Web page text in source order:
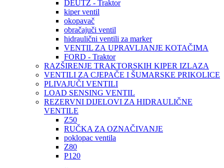
DEUTZ - Traktor
kiper ventil
okopavač
obračajuči ventil
hidraulični ventili za marker
VENTIL ZA UPRAVLJANJE KOTAČIMA
FORD - Traktor
RAZŠIRENJE TRAKTORSKIH KIPER IZLAZA
VENTILI ZA CJEPAČE I ŠUMARSKE PRIKOLICE
PLIVAJUČI VENTILI
LOAD SENSING VENTIL
REZERVNI DIJELOVI ZA HIDRAULIČNE
VENTILE
Z50
RUČKA ZA OZNAČIVANJE
poklopac ventila
Z80
P120